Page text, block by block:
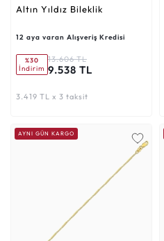
Altın Yıldız Bileklik
12 aya varan Alışveriş Kredisi
%30
İndirim
13.606 TL
9.538 TL
3.419 TL x 3 taksit
AYNI GÜN KARGO